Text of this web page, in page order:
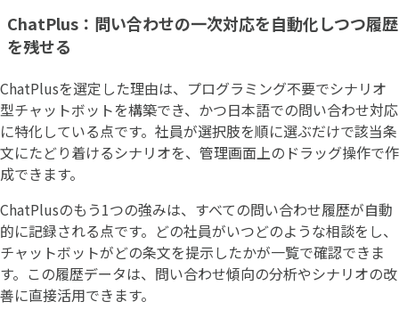
ChatPlus：問い合わせの一次対応を自動化しつつ履歴
を残せる
ChatPlusを選定した理由は、プログラミング不要でシナリオ
型チャットボットを構築でき、かつ日本語での問い合わせ対応
に特化している点です。社員が選択肢を順に選ぶだけで該当条
文にたどり着けるシナリオを、管理画面上のドラッグ操作で作
成できます。
ChatPlusのもう1つの強みは、すべての問い合わせ履歴が自動
的に記録される点です。どの社員がいつどのような相談をし、
チャットボットがどの条文を提示したかが一覧で確認できま
す。この履歴データは、問い合わせ傾向の分析やシナリオの改
善に直接活用できます。